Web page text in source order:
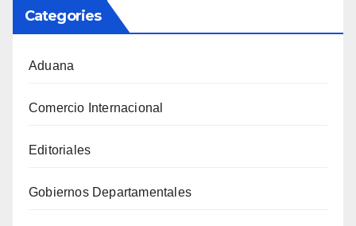
Categories
Aduana
Comercio Internacional
Editoriales
Gobiernos Departamentales